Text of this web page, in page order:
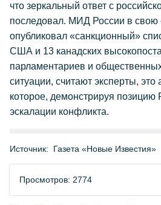
что зеркальный ответ с
последовал. МИД России в свою
опубликовал «санкционный»
США и 13 канадских
парламентариев и
ситуации, считают эксперты,
которое, демонстрируя позицию
эскалации конфликта.
Источник: Газета «Новые Известия»
Просмотров: 2774